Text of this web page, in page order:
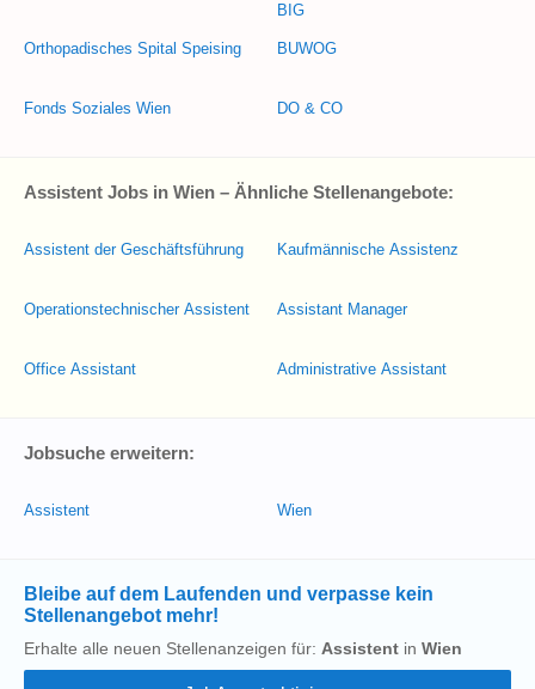
Orthopadisches Spital Speising
Fonds Soziales Wien
BIG
BUWOG
DO & CO
Assistent Jobs in Wien – Ähnliche Stellenangebote:
Assistent der Geschäftsführung
Operationstechnischer Assistent
Office Assistant
Kaufmännische Assistenz
Assistant Manager
Administrative Assistant
Jobsuche erweitern:
Assistent Wien
Bleibe auf dem Laufenden und verpasse kein
Stellenangebot mehr!
Erhalte alle neuen Stellenanzeigen für: Assistent in Wien